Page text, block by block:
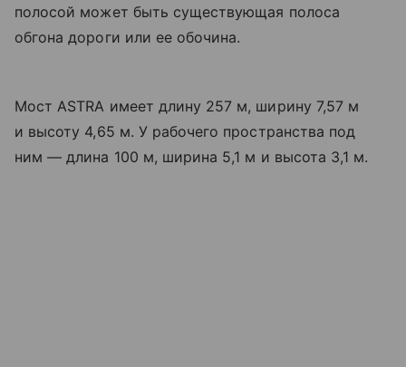
полосой может быть существующая полоса
обгона дороги или ее обочина.
Мост ASTRA имеет длину 257 м, ширину 7,57 м
и высоту 4,65 м. У рабочего пространства под
ним — длина 100 м, ширина 5,1 м и высота 3,1 м.